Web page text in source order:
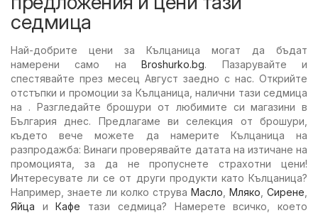
седмица
Най-добрите цени за Кълцаница могат да бъдат
намерени само наBroshurko.bg. Пазарувайте и
спестявайте през месец Август заедно с нас. Открийте
отстъпки и промоции за Кълцаница, налични тази седмица
на . Разгледайте брошури от любимите си магазини в
България днес. Предлагаме ви селекция от брошури,
където вече можете да намерите Кълцаница на
разпродажба: Винаги проверявайте датата на изтичане на
промоцията, за да не пропуснете страхотни цени!
Интересувате ли се от други продукти като Кълцаница?
Например, знаете ли колко струва Масло Мляко Сирене
Яйца иКафе тази седмица? Намерете всичко, което